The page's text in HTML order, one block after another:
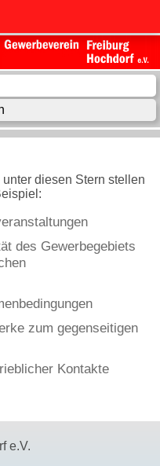
diesen Stern stellen
des Gewerbegebiets
zum gegenseitigen
Kontakte
e.V.